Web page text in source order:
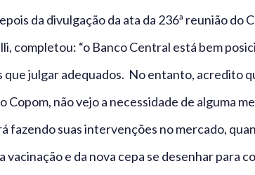
da divulgação da ata da 236ª reunião do
completou: “o Banco Central está bem
que julgar adequados. No entanto, acredito
Copom, não vejo a necessidade de alguma
fazendo suas intervenções no mercado,
vacinação e da nova cepa se desenhar para